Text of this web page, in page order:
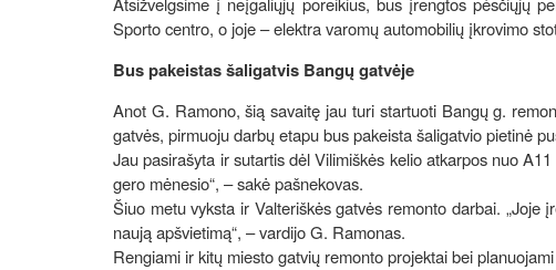
Sporto centro, o joje – elektra varomų automobilių įkrovimo
Bus pakeistas šaligatvis Bangų gatvėje
Anot G. Ramono, šią savaitę jau turi startuoti Bangų g.
gatvės, pirmuoju darbų etapu bus pakeista šaligatvio pietinė
Jau pasirašyta ir sutartis dėl Vilimiškės kelio atkarpos nuo
gero mėnesio“, – sakė pašnekovas.
Šiuo metu vyksta ir Valteriškės gatvės remonto darbai.
naują apšvietimą“, – vardijo G. Ramonas.
Rengiami ir kitų miesto gatvių remonto projektai bei